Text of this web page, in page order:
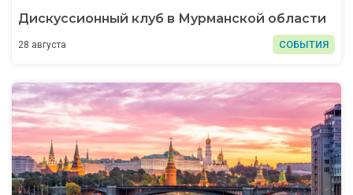
Дискуссионный клуб в Мурманской области
28 августа СОБЫТИЯ